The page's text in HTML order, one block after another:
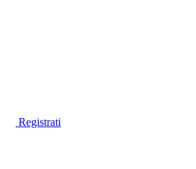
Registrati